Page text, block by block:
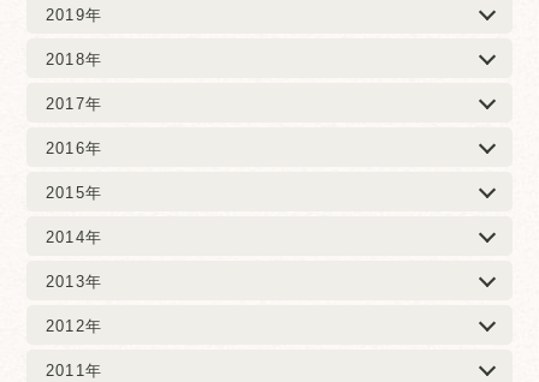
2019年
2018年
2017年
2016年
2015年
2014年
2013年
2012年
2011年